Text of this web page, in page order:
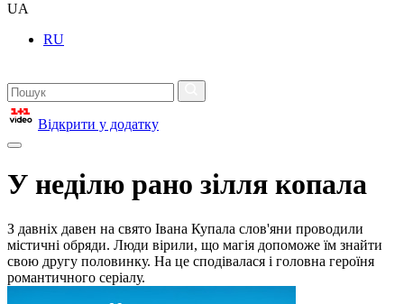
UA
RU
Відкрити у додатку
У неділю рано зілля копала
З давніх давен на свято Івана Купала слов'яни проводили
містичні обряди. Люди вірили, що магія допоможе їм знайти
свою другу половинку. На це сподівалася і головна героїня
романтичного серіалу.